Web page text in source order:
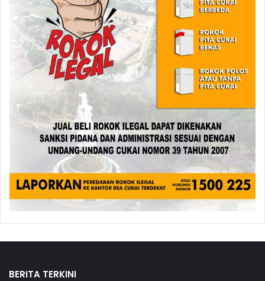
BERITA TERKINI